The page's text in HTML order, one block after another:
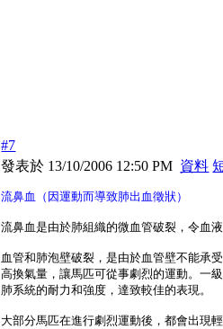
#7
發表於 13/10/2006 12:50 PM 資料
流鼻血（因運動而導致肺出血徵狀）
流鼻血是由於肺組織的微血管破裂，令血
血管和肺泡壁破裂，是由於血管壁不能承
高換氣量，讓馬匹可從事劇烈的運動。一
肺系統的耐力和強度，達致較佳的表現。
大部分馬匹在進行劇烈運動後，都會出現